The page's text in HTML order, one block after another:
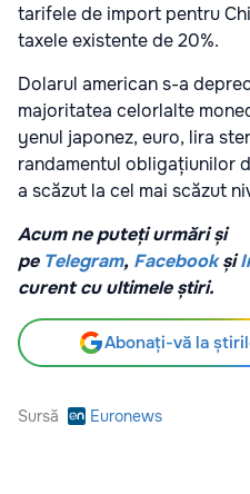
tarifele de import pentru
taxele existente de 20%.
Dolarul american s-a
majoritatea celorlalte
yenul japonez, euro, lira
randamentul obligațiunilor
a scăzut la cel mai scăzut
Acum ne puteți urmări și
pe Telegram, Facebook și
curent cu ultimele știri.
Abonați-vă la
Sursă Euronews